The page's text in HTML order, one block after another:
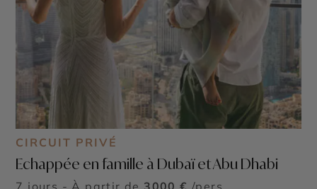
CIRCUIT PRIVÉ
Echappée en famille à Dubaï et Abu Dhabi
7 jours - À partir de 3000 € /pers